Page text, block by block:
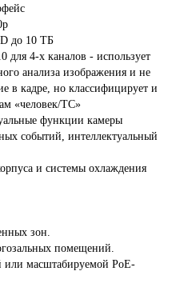
до 10 ТБ
4-х каналов - использует
анализа изображения и не
в кадре, но классифицирует и
«человек/ТС»
функции камеры
событий, интеллектуальный
и системы охлаждения
зон.
помещений.
или масштабируемой PoE-